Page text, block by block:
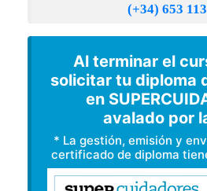
(+34) 653
Al terminar el
solicitar tu diploma
en
avalado por
* La gestión, emisión y
certificado de diploma